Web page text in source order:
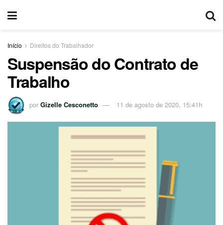
Início Direitos do Trabalhador
Suspensão do Contrato de
Trabalho
por Gizelle Cesconetto 11 de agosto de 2020, 15:41h